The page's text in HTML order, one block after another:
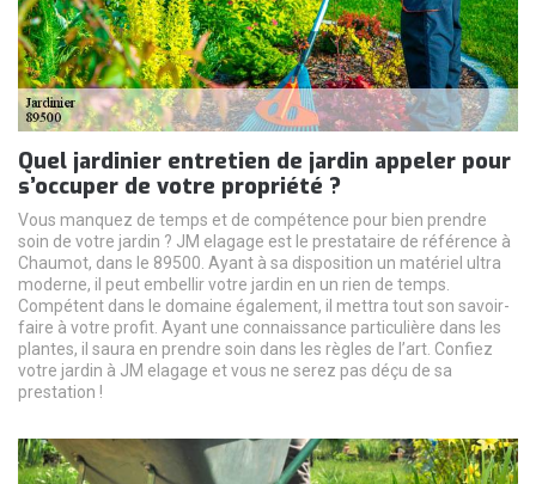
Quel jardinier entretien de jardin appeler pour
s’occuper de votre propriété ?
Vous manquez de temps et de compétence pour bien prendre
soin de votre jardin ? JM elagage est le prestataire de référence à
Chaumot, dans le 89500. Ayant à sa disposition un matériel ultra
moderne, il peut embellir votre jardin en un rien de temps.
Compétent dans le domaine également, il mettra tout son savoir-
faire à votre profit. Ayant une connaissance particulière dans les
plantes, il saura en prendre soin dans les règles de l’art. Confiez
votre jardin à JM elagage et vous ne serez pas déçu de sa
prestation !